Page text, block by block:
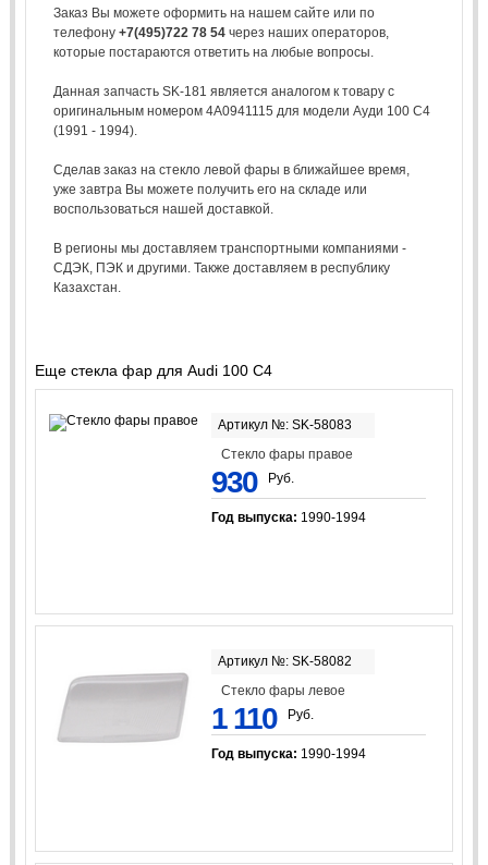
Заказ Вы можете оформить на нашем сайте или по
телефону +7(495)722 78 54через наших операторов,
которые постараются ответить на любые вопросы.
Данная запчасть SK-181 является аналогом к товару с
оригинальным номером 4A0941115 для модели Ауди 100 С4
(1991 - 1994).
Сделав заказ на стекло левой фары в ближайшее время,
уже завтра Вы можете получить его на складе или
воспользоваться нашей доставкой.
В регионы мы доставляем транспортными компаниями -
СДЭК, ПЭК и другими. Также доставляем в республику
Казахстан.
Еще стекла фар для Audi 100 C4
Артикул №: SK-58083
Стекло фары правое
930 Руб.
Год выпуска: 1990-1994
Артикул №: SK-58082
Стекло фары левое
1 110 Руб.
Год выпуска: 1990-1994